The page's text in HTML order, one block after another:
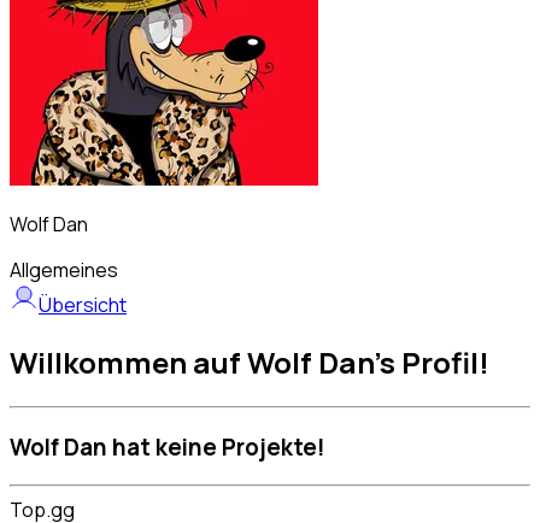
Wolf Dan
Allgemeines
Übersicht
Willkommen auf Wolf Dan's Profil!
Wolf Dan hat keine Projekte!
Top.gg